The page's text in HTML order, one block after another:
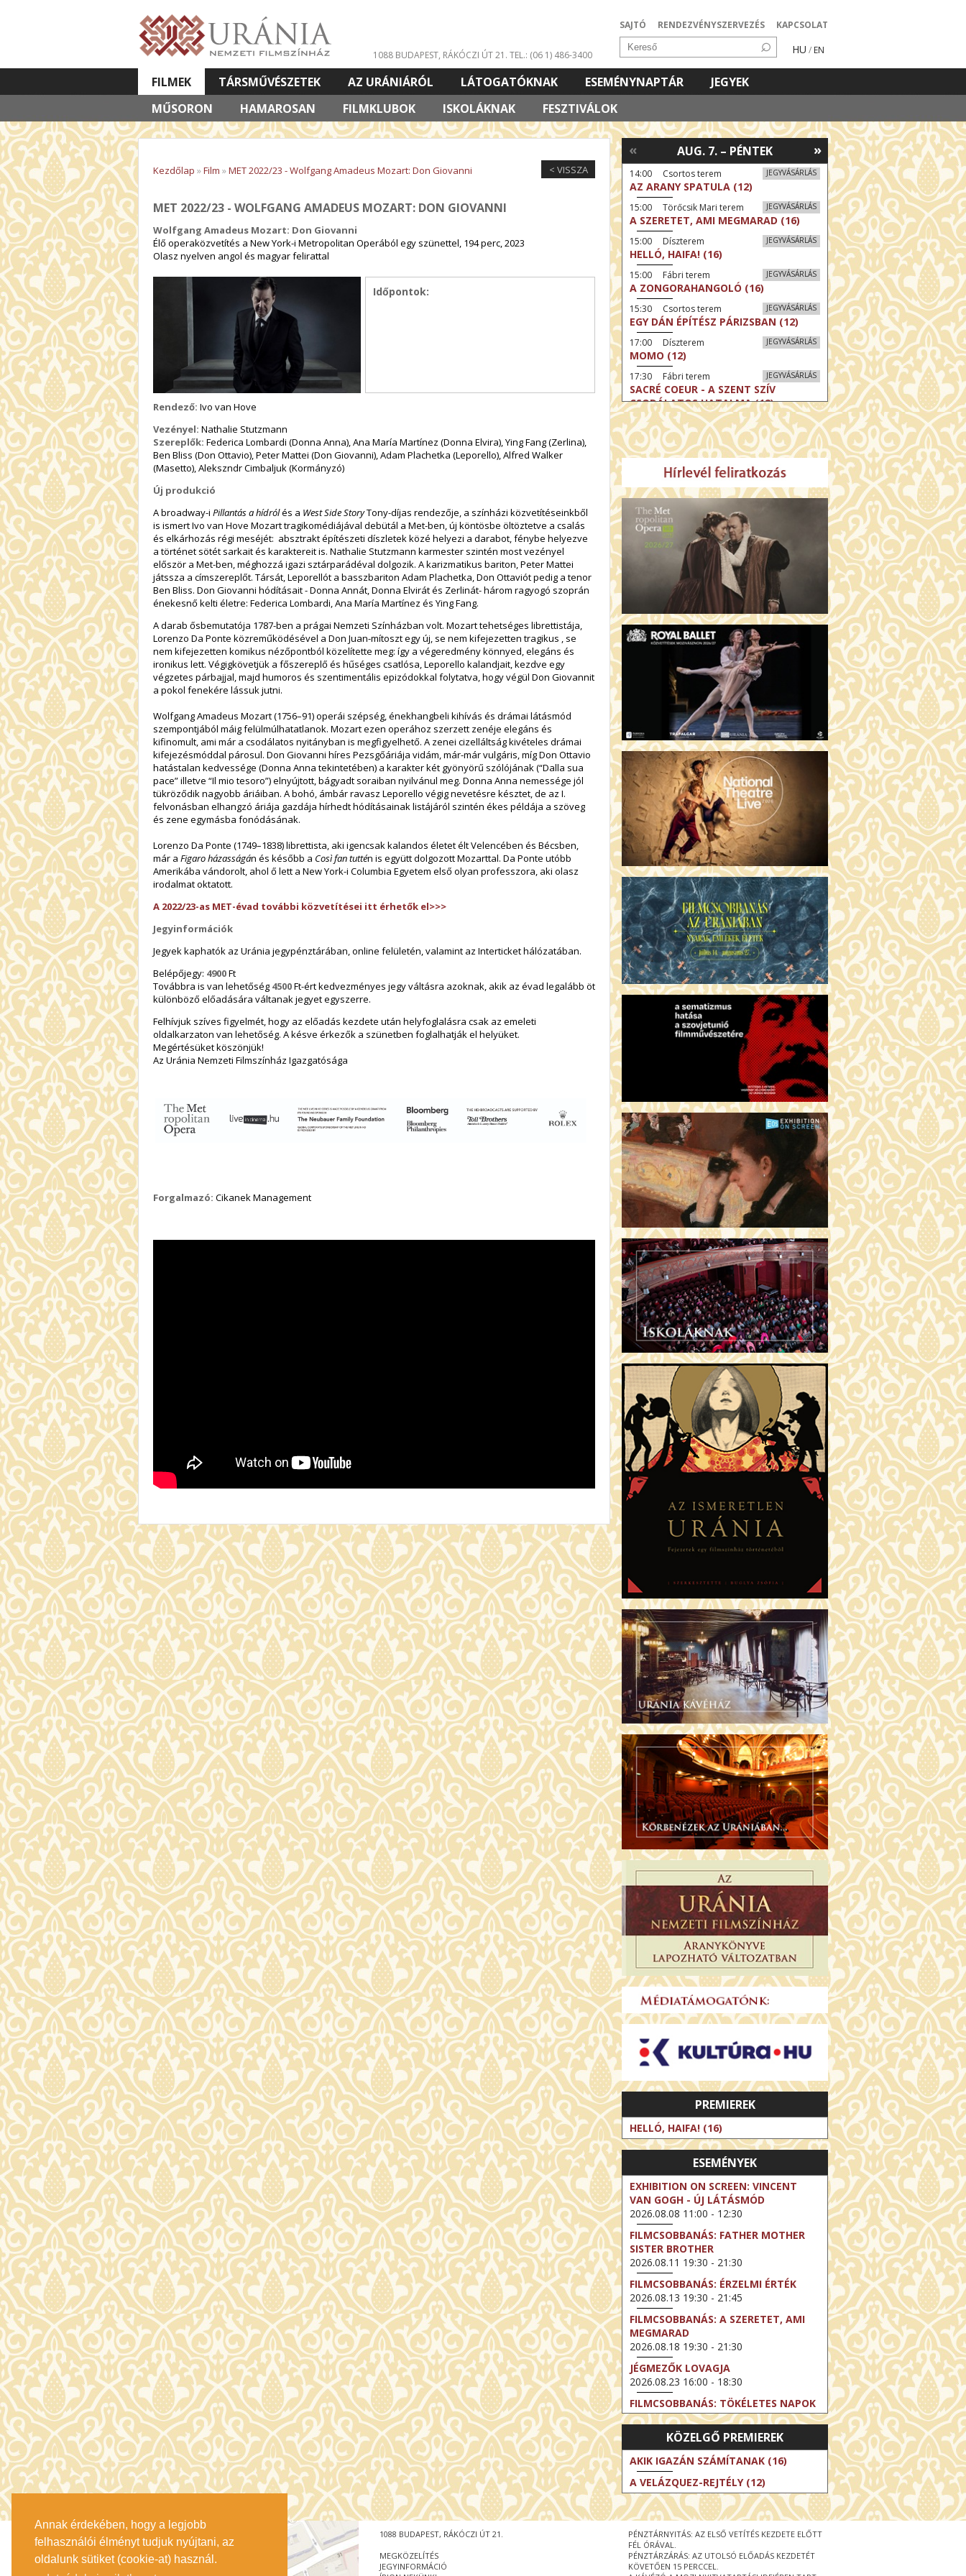
Annak érdekében, hogy a legjobb
felhasználói élményt tudjuk nyújtani, az
oldalunk sütiket (cookie-at) használ.
SAJTÓ RENDEZVÉNYSZERVEZÉS KAPCSOLAT
HU / EN
1088 BUDAPEST, RÁKÓCZI ÚT 21. TEL.: (06 1) 486-3400
FILMEK
MŰSORON
HAMAROSAN FILMKLUBOK ISKOLÁKNAK FESZTIVÁLOK
TÁRSMŰVÉSZETEK AZ URÁNIÁRÓL LÁTOGATÓKNAK ESEMÉNYNAPTÁR
JEGYEK
VETÍTETT KÉPES ELŐADÁSOK
< VISSZA
Kezdőlap »Film »MET 2022/23 - Wolfgang Amadeus Mozart: Don Giovanni
MET 2022/23 - WOLFGANG AMADEUS MOZART: DON GIOVANNI
Wolfgang Amadeus Mozart: Don Giovanni
Élő operaközvetítés a New York-i Metropolitan Operából egy szünettel, 194 perc, 2023
Olasz nyelven angol és magyar felirattal
Időpontok:
Rendező: Ivo van Hove
Vezényel: Nathalie Stutzmann
Szereplők: Federica Lombardi (Donna Anna), Ana María Martínez (Donna Elvira), Ying Fang (Zerlina),
Ben Bliss (Don Ottavio), Peter Mattei (Don Giovanni), Adam Plachetka (Leporello), Alfred Walker
(Masetto), Alekszndr Cimbaljuk (Kormányzó)
Új produkció
A broadway-i Pillantás a hídrólés a West Side StoryTony-díjas rendezője, a színházi közvetítéseinkből
is ismert Ivo van Hove Mozart tragikomédiájával debütál a Met-ben, új köntösbe öltöztetve a csalás
és elkárhozás régi meséjét: absztrakt építészeti díszletek közé helyezi a darabot, fénybe helyezve
a történet sötét sarkait és karaktereit is. Nathalie Stutzmann karmester szintén most vezényel
először a Met-ben, méghozzá igazi sztárparádéval dolgozik. A karizmatikus bariton, Peter Mattei
játssza a címszereplőt. Társát, Leporellót a basszbariton Adam Plachetka, Don Ottaviót pedig a tenor
Ben Bliss. Don Giovanni hódításait - Donna Annát, Donna Elvirát és Zerlinát- három ragyogó szoprán
énekesnő kelti életre: Federica Lombardi, Ana María Martínez és Ying Fang.
A darab ősbemutatója 1787-ben a prágai Nemzeti Színházban volt. Mozart tehetséges librettistája,
Lorenzo Da Ponte közreműködésével a Don Juan-mítoszt egy új, se nem kifejezetten tragikus , se
nem kifejezetten komikus nézőpontból közelítette meg: így a végeredmény könnyed, elegáns és
ironikus lett. Végigkövetjük a főszereplő és hűséges csatlósa, Leporello kalandjait, kezdve egy
végzetes párbajjal, majd humoros és szentimentális epizódokkal folytatva, hogy végül Don Giovannit
a pokol fenekére lássuk jutni.
Wolfgang Amadeus Mozart (1756–91) operái szépség, énekhangbeli kihívás és drámai látásmód
szempontjából máig felülmúlhatatlanok. Mozart ezen operához szerzett zenéje elegáns és
kifinomult, ami már a csodálatos nyitányban is megfigyelhető. A zenei cizelláltság kivételes drámai
kifejezésmóddal párosul. Don Giovanni híres Pezsgőáriája vidám, már-már vulgáris, míg Don Ottavio
hatástalan kedvessége (Donna Anna tekintetében) a karakter két gyönyörű szólójának (“Dalla sua
pace” illetve “Il mio tesoro”) elnyújtott, bágyadt soraiban nyilvánul meg. Donna Anna nemessége jól
tükröződik nagyobb áriáiban. A bohó, ámbár ravasz Leporello végig nevetésre késztet, de az I.
felvonásban elhangzó áriája gazdája hírhedt hódításainak listájáról szintén ékes példája a szöveg
és zene egymásba fonódásának.
Lorenzo Da Ponte (1749–1838) librettista, aki igencsak kalandos életet élt Velencében és Bécsben,
már a Figaro házasságán és később a Così fan tuttén is együtt dolgozott Mozarttal. Da Ponte utóbb
Amerikába vándorolt, ahol ő lett a New York-i Columbia Egyetem első olyan professzora, aki olasz
irodalmat oktatott.
A 2022/23-as MET-évad további közvetítései itt érhetők el>>>
Jegyinformációk
Jegyek kaphatók az Uránia jegypénztárában, online felületén, valamint az Interticket hálózatában.
Belépőjegy: 4900Ft
Továbbra is van lehetőség 4500Ft-ért kedvezményes jegy váltásra azoknak, akik az évad legalább öt
különböző előadására váltanak jegyet egyszerre.
Felhívjuk szíves figyelmét, hogy az előadás kezdete után helyfoglalásra csak az emeleti
oldalkarzaton van lehetőség. A késve érkezők a szünetben foglalhatják el helyüket.
Megértésüket köszönjük!
Az Uránia Nemzeti Filmszínház Igazgatósága
Forgalmazó: Cikanek Management
»
AUG. 7. – PÉNTEK
«
JEGYVÁSÁRLÁS
14:00 Csortos terem
AZ ARANY SPATULA (12)
JEGYVÁSÁRLÁS
15:00 Törőcsik Mari terem
A SZERETET, AMI MEGMARAD (16)
JEGYVÁSÁRLÁS
15:00 Díszterem
HELLÓ, HAIFA! (16)
JEGYVÁSÁRLÁS
15:00 Fábri terem
A ZONGORAHANGOLÓ (16)
JEGYVÁSÁRLÁS
15:30 Csortos terem
EGY DÁN ÉPÍTÉSZ PÁRIZSBAN (12)
JEGYVÁSÁRLÁS
17:00 Díszterem
MOMO (12)
JEGYVÁSÁRLÁS
17:30 Fábri terem
SACRÉ COEUR - A SZENT SZÍV
CSODÁLATOS HATALMA (12)
JEGYVÁSÁRLÁS
17:30 Törőcsik Mari terem
SZERELMEM, MAROKKÓ (16)
JEGYVÁSÁRLÁS
17:30 Csortos terem
MOHÁCS – VILÁGOK HARCA (12)
JEGYVÁSÁRLÁS
19:00 Díszterem
ODÜSSZEIA (16)
19:30 Csortos terem
MEGHÍVÁS (16)
JEGYVÁSÁRLÁS
19:30 Fábri terem
KESERŰ KARÁCSONY (16)
JEGYVÁSÁRLÁS
20:00 Törőcsik Mari terem
AZ IDEGEN (16)
PREMIEREK
HELLÓ, HAIFA! (16)
ESEMÉNYEK
EXHIBITION ON SCREEN: VINCENT
VAN GOGH - ÚJ LÁTÁSMÓD
2026.08.08 11:00 - 12:30
FILMCSOBBANÁS: FATHER MOTHER
SISTER BROTHER
2026.08.11 19:30 - 21:30
FILMCSOBBANÁS: ÉRZELMI ÉRTÉK
2026.08.13 19:30 - 21:45
FILMCSOBBANÁS: A SZERETET, AMI
MEGMARAD
2026.08.18 19:30 - 21:30
JÉGMEZŐK LOVAGJA
2026.08.23 16:00 - 18:30
FILMCSOBBANÁS: TÖKÉLETES NAPOK
2026.08.25 19:30 - 21:45
FILMCSOBBANÁS: IFJÚSÁG
2026.08.27 19:30 - 21:30
EXHIBITION ON SCREEN: VINCENT
VAN GOGH - ÚJ LÁTÁSMÓD
2026.08.30 11:00 - 12:30
NT LIVE / DAVID IRELAND: THE FIFTH
STEP
2026.09.01 19:00 - 21:00
BERLIN ELESTE
KÖZELGŐ PREMIEREK
AKIK IGAZÁN SZÁMÍTANAK (16)
A VELÁZQUEZ-REJTÉLY (12)
PÉNZTÁRNYITÁS: AZ ELSŐ VETÍTÉS KEZDETE ELŐTT
FÉL ÓRÁVAL.
PÉNZTÁRZÁRÁS: AZ UTOLSÓ ELŐADÁS KEZDETÉT
KÖVETŐEN 15 PERCCEL.
1088 BUDAPEST, RÁKÓCZI ÚT 21.
MEGKÖZELÍTÉS
JEGYINFORMÁCIÓ